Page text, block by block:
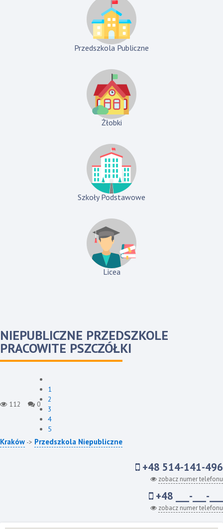
Przedszkola Publiczne
Żłobki
Szkoły Podstawowe
Licea
NIEPUBLICZNE PRZEDSZKOLE
PRACOWITE PSZCZÓŁKI
112 0
1
2
3
4
5
Kraków -> Przedszkola Niepubliczne
+48 514-141-496
zobacz numer telefonu
+48 ___-___-___
zobacz numer telefonu